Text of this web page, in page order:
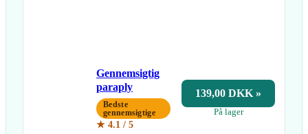
Gennemsigtig
paraply
Bedste
gennemsigtige
★ 4.1 / 5
139,00 DKK »
På lager